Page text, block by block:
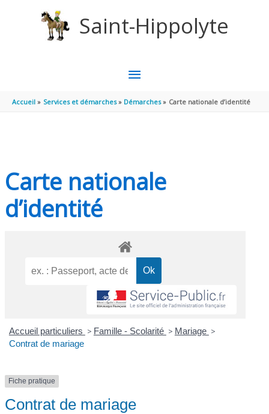
Saint-Hippolyte
MENU
PRINCIPAL
Accueil Services et démarches Démarches Carte nationale d’identité
Carte nationale
d’identité
Accueil particuliers > Famille - Scolarité > Mariage >
Contrat de mariage
Fiche pratique
Contrat de mariage